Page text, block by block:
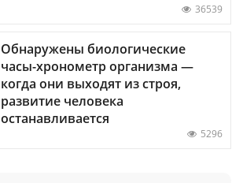
36539
Обнаружены биологические
часы-хронометр организма —
когда они выходят из строя,
развитие человека
останавливается
5296